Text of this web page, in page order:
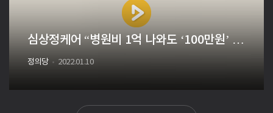
심상정케어 “병원비 1억 나와도 ‘100만원’ 내
면 끝”
정의당 2022.01.10